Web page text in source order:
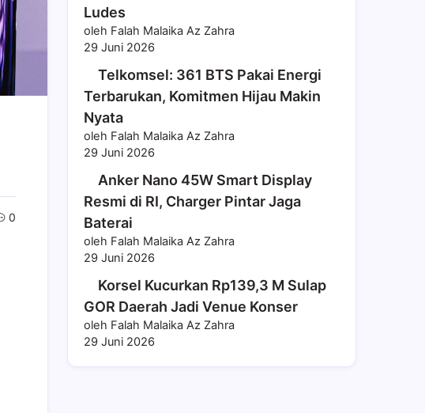
0
Ludes
oleh Falah Malaika Az Zahra
29 Juni 2026
Telkomsel: 361 BTS Pakai Energi
Terbarukan, Komitmen Hijau Makin
Nyata
oleh Falah Malaika Az Zahra
29 Juni 2026
Anker Nano 45W Smart Display
Resmi di RI, Charger Pintar Jaga
Baterai
oleh Falah Malaika Az Zahra
29 Juni 2026
Korsel Kucurkan Rp139,3 M Sulap
GOR Daerah Jadi Venue Konser
oleh Falah Malaika Az Zahra
29 Juni 2026